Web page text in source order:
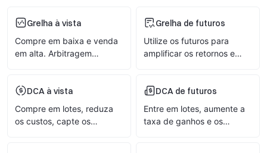
Grelha à vista
Compre em baixa e venda
em alta. Arbitragem
Grelha de futuros
Utilize os futuros para
amplificar os retornos e
DCA à vista
Compre em lotes, reduza
os custos, capte os
DCA de futuros
Entre em lotes, aumente a
taxa de ganhos e os